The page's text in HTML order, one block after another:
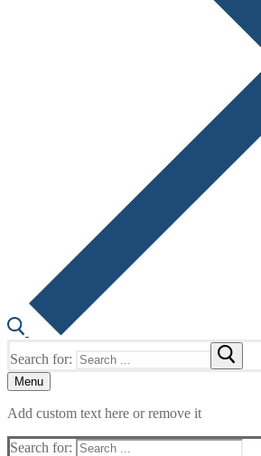
Search for:
Menu
Add custom text here or remove it
Search for: